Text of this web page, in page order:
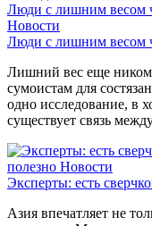
Люди с лишним весом
Новости
Люди с лишним весом
Лишний вес еще
сумоистам для
одно исследование, в
существует связь
полезно Новости
Эксперты: есть
Азия впечатляет не